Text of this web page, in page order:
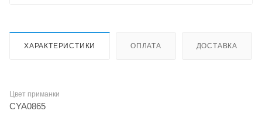
ХАРАКТЕРИСТИКИ ОПЛАТА ДОСТАВКА
Цвет приманки
CYA0865